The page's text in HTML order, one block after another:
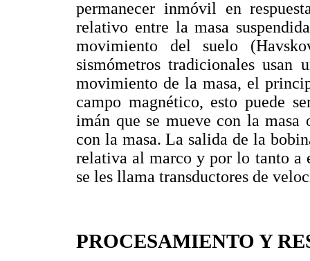
permanecer inmóvil en
relativo entre la masa
movimiento del suelo
sismómetros tradicionales
movimiento de la masa, el
campo magnético, esto puede
imán que se mueve con la
con la masa. La salida de la
relativa al marco y por lo tanto a
se les llama transductores de
PROCESAMIENTO Y